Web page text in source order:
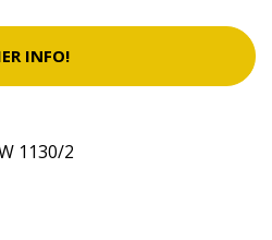
INFO!
1130/2